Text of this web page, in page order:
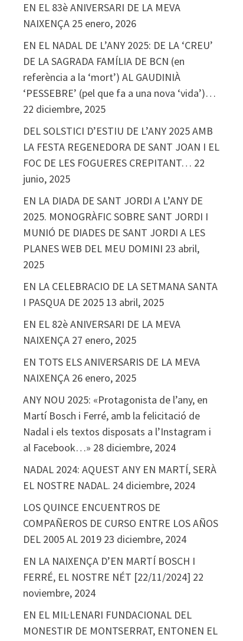
EN EL 83è ANIVERSARI DE LA MEVA
NAIXENÇA 25 enero, 2026
EN EL NADAL DE L’ANY 2025: DE LA ‘CREU’
DE LA SAGRADA FAMÍLIA DE BCN (en
referència a la ‘mort’) AL GAUDINIÀ
‘PESSEBRE’ (pel que fa a una nova ‘vida’)…
22 diciembre, 2025
DEL SOLSTICI D’ESTIU DE L’ANY 2025 AMB
LA FESTA REGENEDORA DE SANT JOAN I EL
FOC DE LES FOGUERES CREPITANT… 22
junio, 2025
EN LA DIADA DE SANT JORDI A L’ANY DE
2025. MONOGRÀFIC SOBRE SANT JORDI I
MUNIÓ DE DIADES DE SANT JORDI A LES
PLANES WEB DEL MEU DOMINI 23 abril,
2025
EN LA CELEBRACIO DE LA SETMANA SANTA
I PASQUA DE 2025 13 abril, 2025
EN EL 82è ANIVERSARI DE LA MEVA
NAIXENÇA 27 enero, 2025
EN TOTS ELS ANIVERSARIS DE LA MEVA
NAIXENÇA 26 enero, 2025
ANY NOU 2025: «Protagonista de l’any, en
Martí Bosch i Ferré, amb la felicitació de
Nadal i els textos disposats a l’Instagram i
al Facebook…» 28 diciembre, 2024
NADAL 2024: AQUEST ANY EN MARTÍ, SERÀ
EL NOSTRE NADAL. 24 diciembre, 2024
LOS QUINCE ENCUENTROS DE
COMPAÑEROS DE CURSO ENTRE LOS AÑOS
DEL 2005 AL 2019 23 diciembre, 2024
EN LA NAIXENÇA D’EN MARTÍ BOSCH I
FERRÉ, EL NOSTRE NÉT [22/11/2024] 22
noviembre, 2024
EN EL MIL·LENARI FUNDACIONAL DEL
MONESTIR DE MONTSERRAT, ENTONEN EL